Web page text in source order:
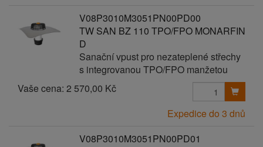
V08P3010M3051PN00PD00
TW SAN BZ 110 TPO/FPO MONARFIN
D
Sanační vpust pro nezateplené střechy
s integrovanou TPO/FPO manžetou
Vaše cena: 2 570,00 Kč
Expedice do 3 dnů
V08P3010M3051PN00PD01